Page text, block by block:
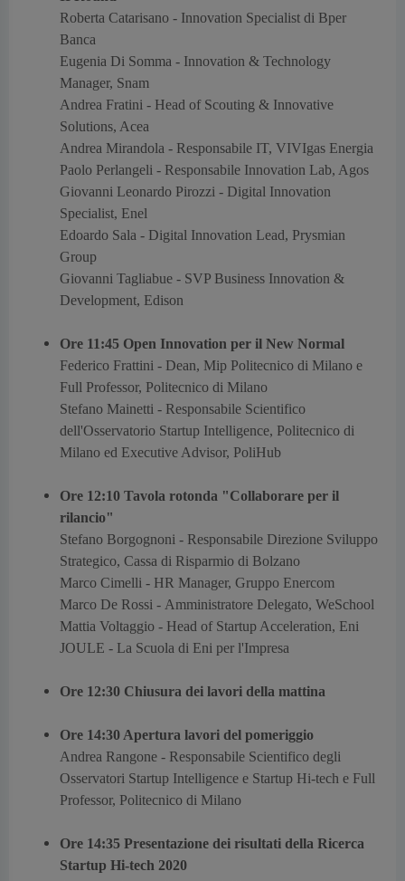
Roberta Catarisano - Innovation Specialist di Bper
Banca
Eugenia Di Somma - Innovation & Technology
Manager, Snam
Andrea Fratini - Head of Scouting & Innovative
Solutions, Acea
Andrea Mirandola - Responsabile IT, VIVIgas Energia
Paolo Perlangeli - Responsabile Innovation Lab, Agos
Giovanni Leonardo Pirozzi - Digital Innovation
Specialist, Enel
Edoardo Sala - Digital Innovation Lead, Prysmian
Group
Giovanni Tagliabue - SVP Business Innovation &
Development, Edison
Ore 11:45 Open Innovation per il New Normal
Federico Frattini - Dean, Mip Politecnico di Milano e
Full Professor, Politecnico di Milano
Stefano Mainetti - Responsabile Scientifico
dell'Osservatorio Startup Intelligence, Politecnico di
Milano ed Executive Advisor, PoliHub
Ore 12:10 Tavola rotonda "Collaborare per il
rilancio"
Stefano Borgognoni - Responsabile Direzione Sviluppo
Strategico, Cassa di Risparmio di Bolzano
Marco Cimelli - HR Manager, Gruppo Enercom
Marco De Rossi - Amministratore Delegato, WeSchool
Mattia Voltaggio - Head of Startup Acceleration, Eni
JOULE - La Scuola di Eni per l'Impresa
Ore 12:30 Chiusura dei lavori della mattina
Ore 14:30 Apertura lavori del pomeriggio
Andrea Rangone - Responsabile Scientifico degli
Osservatori Startup Intelligence e Startup Hi-tech e Full
Professor, Politecnico di Milano
Ore 14:35 Presentazione dei risultati della Ricerca
Startup Hi-tech 2020